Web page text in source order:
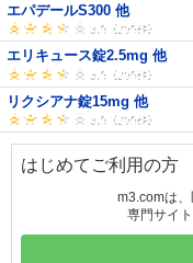
エパデールS300 他
エリキュース錠2.5mg 他
リクシアナ錠15mg 他
はじめてご利用の方
m3.comは
専門サイ